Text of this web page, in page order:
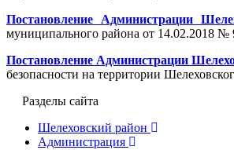
Постановление Администрации
муниципального района от 14.02.2018 №
Постановление Администрации
безопасности на территории
Разделы сайта
Шелеховский район
Администрация